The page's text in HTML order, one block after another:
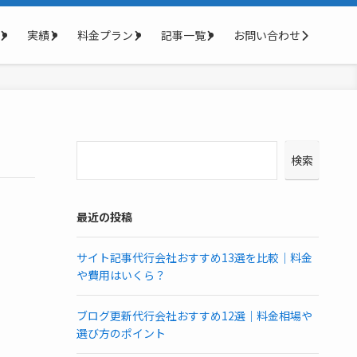
実績 料金プラン 記事一覧 お問い合わせ
検索
最近の投稿
サイト記事代行会社おすすめ13選を比較｜料金
や費用はいくら？
ブログ更新代行会社おすすめ12選｜料金相場や
選び方のポイント